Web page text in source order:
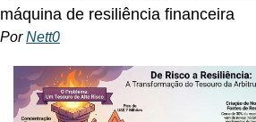
máquina de resiliência financeira
Por Nett0